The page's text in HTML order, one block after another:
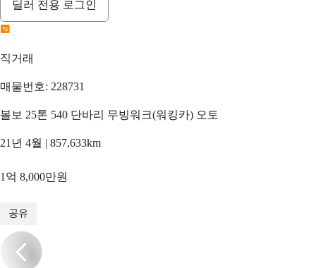
딜러 전용 로그인
직거래
매물번호: 228731
볼보 25톤 540 단바리 무빙워크(워킹카) 오토
21년 4월 | 857,633km
1억 8,000만원
공유
/10